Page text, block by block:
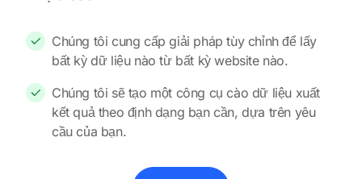
Chúng tôi cung cấp giải pháp tùy chỉnh để lấy
bất kỳ dữ liệu nào từ bất kỳ website nào.
Chúng tôi sẽ tạo một công cụ cào dữ liệu xuất
kết quả theo định dạng bạn cần, dựa trên yêu
cầu của bạn.